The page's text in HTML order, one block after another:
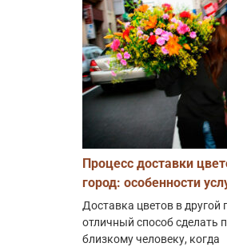
Процесс доставки
город: особенности
Доставка цветов в другой
отличный способ сделать
близкому человеку, когда